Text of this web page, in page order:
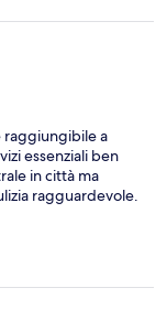
raggiungibile a
essenziali ben
in città ma
ragguardevole.